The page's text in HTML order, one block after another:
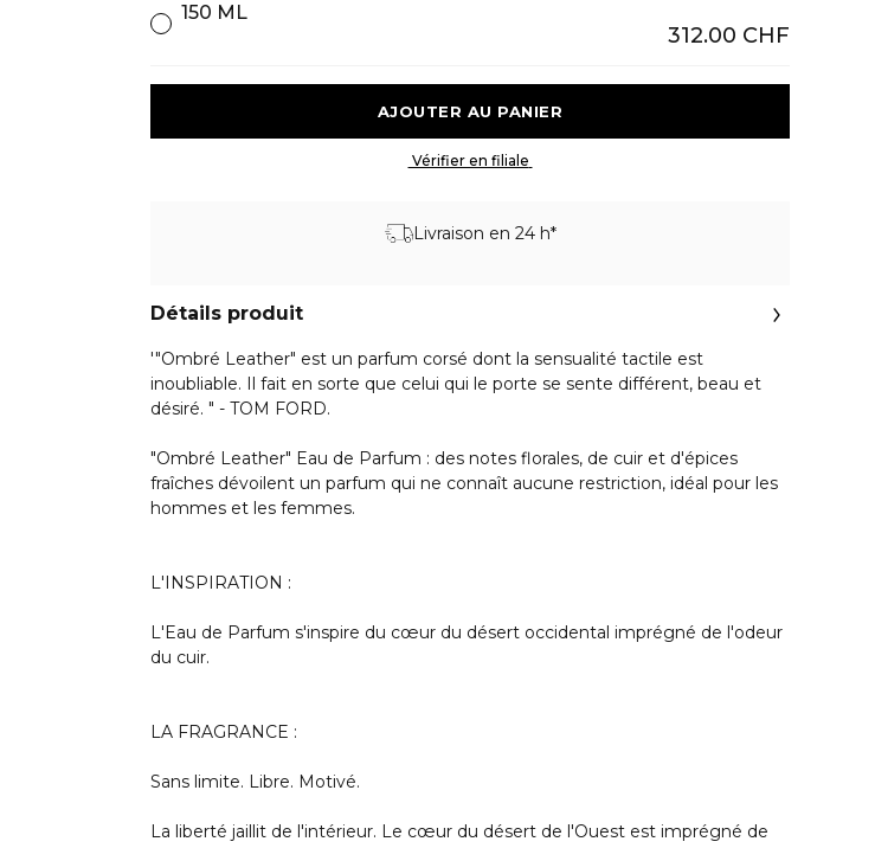
150 ML
312.00 CHF
Livraison en 24 h*
Détails produit
'"Ombré Leather" est un parfum corsé dont la sensualité tactile est
inoubliable. Il fait en sorte que celui qui le porte se sente différent, beau et
désiré. " - TOM FORD.
"Ombré Leather" Eau de Parfum : des notes florales, de cuir et d'épices
fraîches dévoilent un parfum qui ne connaît aucune restriction, idéal pour les
hommes et les femmes.
L'INSPIRATION :
L'Eau de Parfum s'inspire du cœur du désert occidental imprégné de l'odeur
du cuir.
LA FRAGRANCE :
Sans limite. Libre. Motivé.
La liberté jaillit de l'intérieur. Le cœur du désert de l'Ouest est imprégné de